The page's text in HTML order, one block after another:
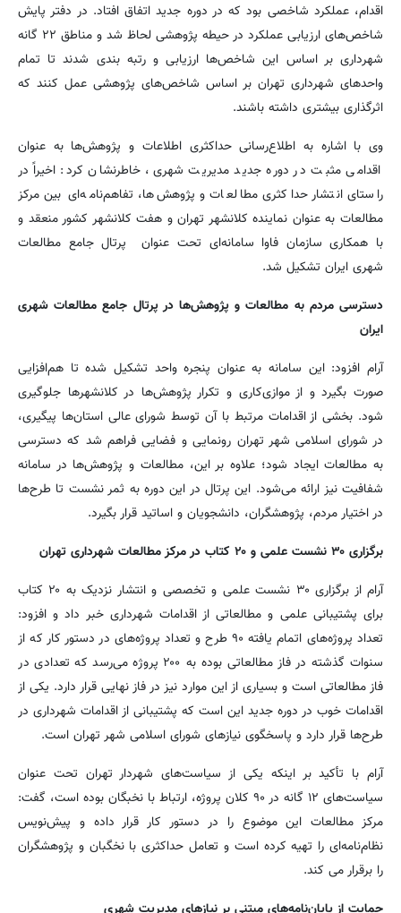
اقدام، عملکرد شاخصی بود که در دوره جدید اتفاق افتاد. در دفتر پایش
شاخص‌های ارزیابی عملکرد در حیطه پژوهشی لحاظ شد و مناطق ۲۲ گانه
شهرداری بر اساس این شاخص‌ها ارزیابی و رتبه بندی شدند تا تمام
واحدهای شهرداری تهران بر اساس شاخص‌های پژوهشی عمل کنند که
اثرگذاری بیشتری داشته باشند.
وی با اشاره به اطلاع‌رسانی حداکثری اطلاعات و پژوهش‌ها به عنوان
اقدامی مثبت در دوره جدید مدیریت شهری، خاطرنشان کرد: اخیراً در
راستای انتشار حداکثری مطالعات و پژوهش‌ها، تفاهم‌نامه‌ای بین مرکز
مطالعات به عنوان نماینده کلانشهر تهران و هفت کلانشهر کشور منعقد و
با همکاری سازمان فاوا سامانه‌ای تحت عنوان پرتال جامع مطالعات
شهری ایران تشکیل شد.
دسترسی مردم به مطالعات و پژوهش‌ها در پرتال جامع مطالعات شهری
ایران
آرام افزود: این سامانه به عنوان پنجره واحد تشکیل شده تا هم‌افزایی
صورت بگیرد و از موازی‌کاری و تکرار پژوهش‌ها در کلانشهرها جلوگیری
شود. بخشی از اقدامات مرتبط با آن توسط شورای عالی استان‌ها پیگیری،
در شورای اسلامی شهر تهران رونمایی و فضایی فراهم شد که دسترسی
به مطالعات ایجاد شود؛ علاوه بر این، مطالعات و پژوهش‌ها در سامانه
شفافیت نیز ارائه می‌شود. این پرتال در این دوره به ثمر نشست تا طرح‌ها
در اختیار مردم، پژوهشگران، دانشجویان و اساتید قرار بگیرد.
برگزاری ۳۰ نشست علمی و ۲۰ کتاب در مرکز مطالعات شهرداری تهران
آرام از برگزاری ۳۰ نشست علمی و تخصصی و انتشار نزدیک به ۲۰ کتاب
برای پشتیبانی علمی و مطالعاتی از اقدامات شهرداری خبر داد و افزود:
تعداد پروژه‌های اتمام یافته ۹۰ طرح و تعداد پروژه‌های در دستور کار که از
سنوات گذشته در فاز مطالعاتی بوده به ۲۰۰ پروژه می‌رسد که تعدادی در
فاز مطالعاتی است و بسیاری از این موارد نیز در فاز نهایی قرار دارد. یکی از
اقدامات خوب در دوره جدید این است که پشتیبانی از اقدامات شهرداری در
طرح‌ها قرار دارد و پاسخگوی نیازهای شورای اسلامی شهر تهران است.
آرام با تأکید بر اینکه یکی از سیاست‌‎های شهردار تهران تحت عنوان
سیاست‌های ۱۲ گانه در ۹۰ کلان پروژه، ارتباط با نخبگان بوده است، گفت:
مرکز مطالعات این موضوع را در دستور کار قرار داده و پیش‌نویس
نظام‌نامه‌ای را تهیه کرده است و تعامل حداکثری با نخگبان و پژوهشگران
را برقرار می کند.